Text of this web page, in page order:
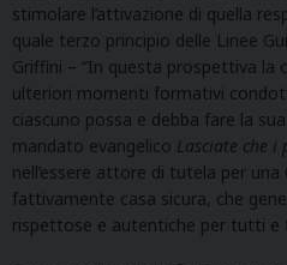
stimolare l’attivazione di quella
quale terzo principio delle Linee
Griffini – “In questa prospettiva la
ulteriori momenti formativi
ciascuno possa e debba fare la
mandato evangelico Lasciate che i
nell’essere attore di tutela per una
fattivamente casa sicura, che
rispettose e autentiche per tutti e